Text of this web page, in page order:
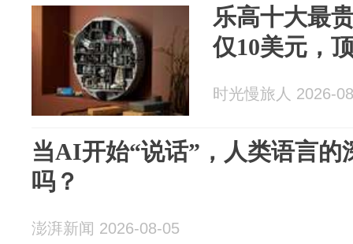
乐高十大最
仅10美元，
时光慢旅人 2026-
当AI开始“说话”，人类语言的
吗？
澎湃新闻 2026-08-05